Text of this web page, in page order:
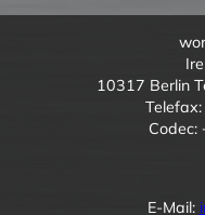
10317 Berlin
E-Mail: